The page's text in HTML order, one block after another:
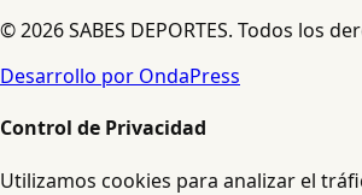
© 2026 SABES DEPORTES. Todos los
Desarrollo por OndaPress
Control de Privacidad
Utilizamos cookies para analizar el